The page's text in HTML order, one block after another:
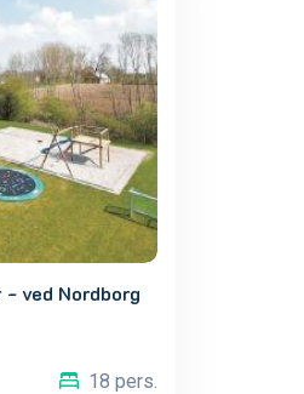
- ved Nordborg
18 pers.